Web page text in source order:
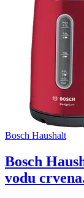
Bosch Haushalt
Bosch
vodu